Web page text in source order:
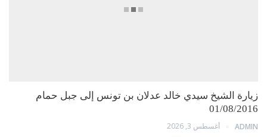
زيارة الشيخ سيدي خالد عدلان بن تونس إلى جبل حمام
01/08/2016
ADMIN أغسطس 3, 2026